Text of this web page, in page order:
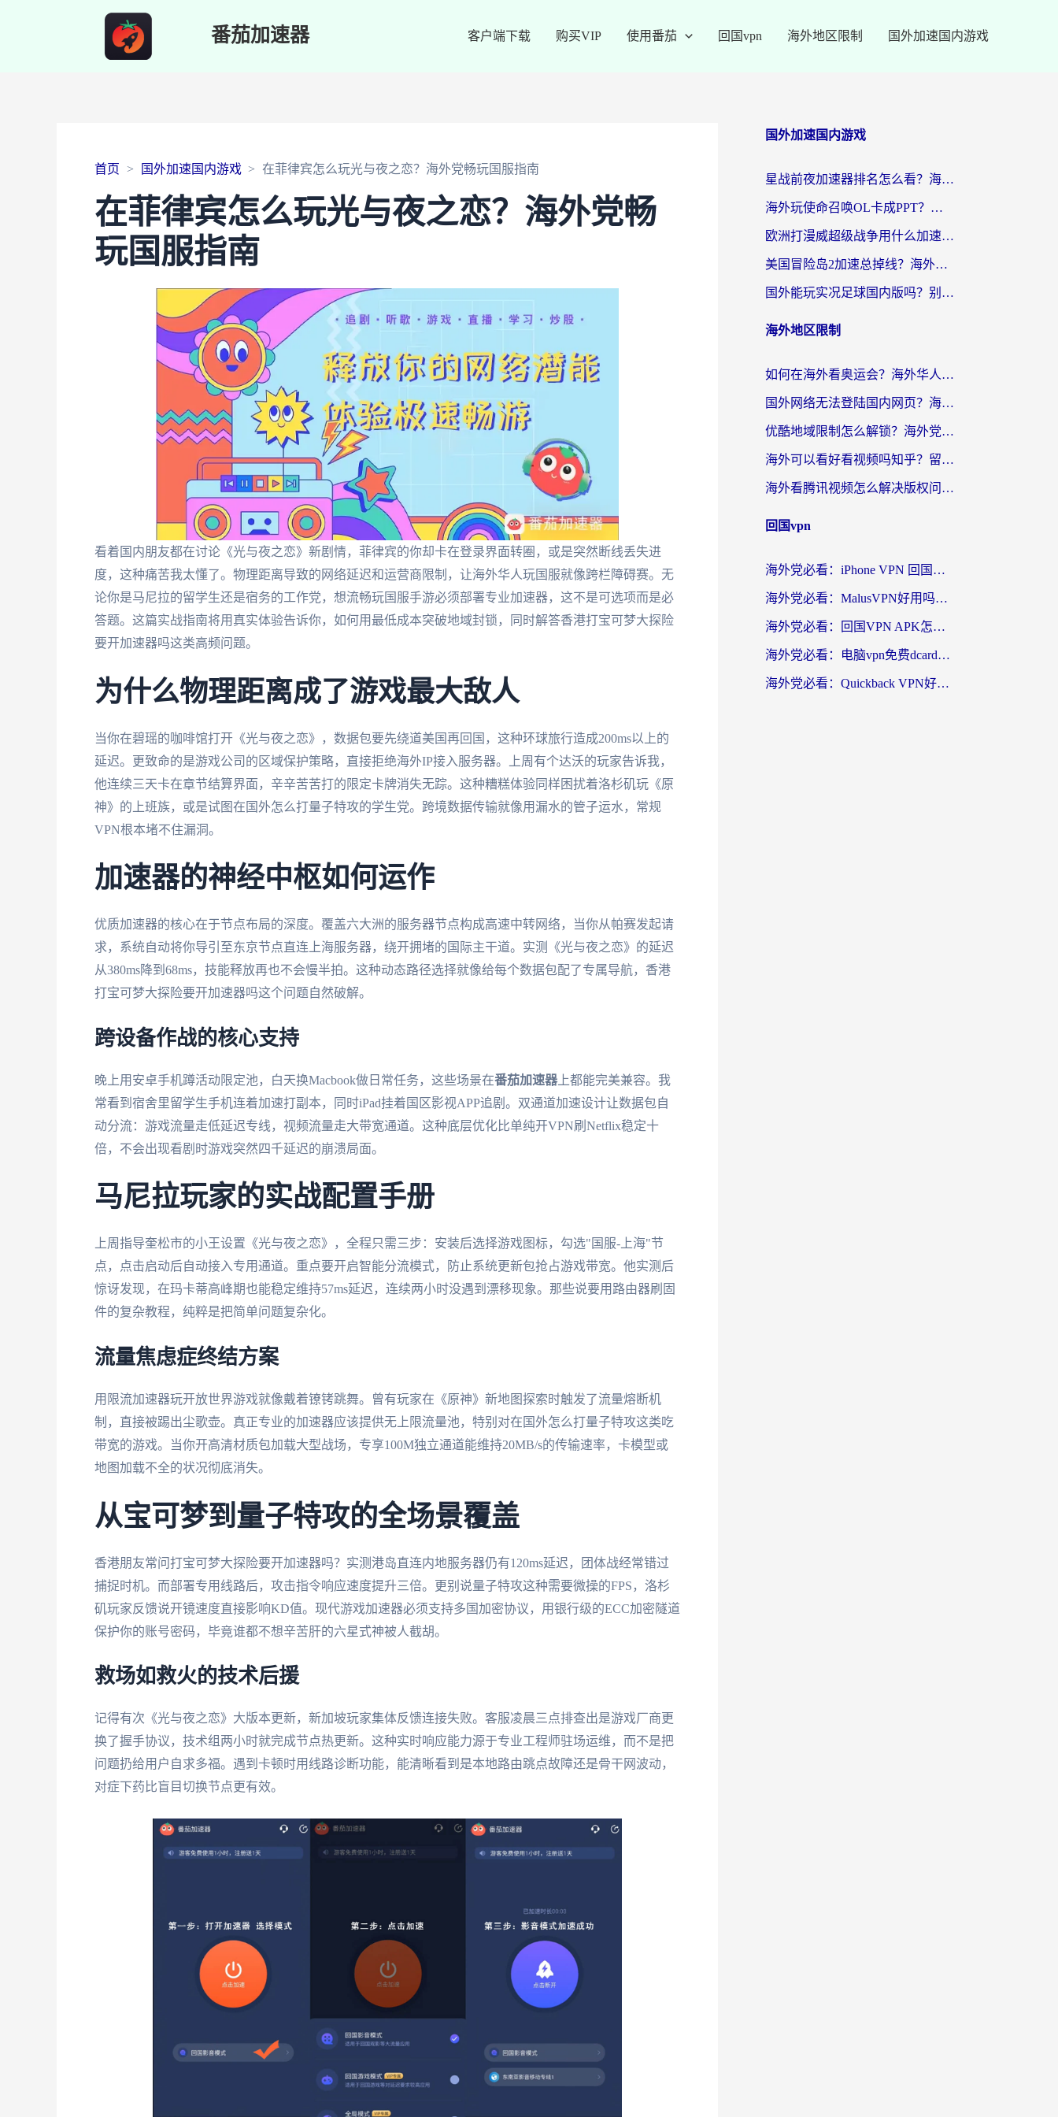
番茄加速器 客户端下载 购买VIP 使用番茄 回国vpn 海外地区限制 国外加速国内游戏
首页 国外加速国内游戏 在菲律宾怎么玩光与夜之恋？海外党畅玩国服指南
在菲律宾怎么玩光与夜之恋？海外党畅
玩国服指南
看着国内朋友都在讨论《光与夜之恋》新剧情，菲律宾的你却卡在登录界面转圈，或是突然断线丢失进
度，这种痛苦我太懂了。物理距离导致的网络延迟和运营商限制，让海外华人玩国服就像跨栏障碍赛。无
论你是马尼拉的留学生还是宿务的工作党，想流畅玩国服手游必须部署专业加速器，这不是可选项而是必
答题。这篇实战指南将用真实体验告诉你，如何用最低成本突破地域封锁，同时解答香港打宝可梦大探险
要开加速器吗这类高频问题。
为什么物理距离成了游戏最大敌人
当你在碧瑶的咖啡馆打开《光与夜之恋》，数据包要先绕道美国再回国，这种环球旅行造成200ms以上的
延迟。更致命的是游戏公司的区域保护策略，直接拒绝海外IP接入服务器。上周有个达沃的玩家告诉我，
他连续三天卡在章节结算界面，辛辛苦苦打的限定卡牌消失无踪。这种糟糕体验同样困扰着洛杉矶玩《原
神》的上班族，或是试图在国外怎么打量子特攻的学生党。跨境数据传输就像用漏水的管子运水，常规
VPN根本堵不住漏洞。
加速器的神经中枢如何运作
优质加速器的核心在于节点布局的深度。覆盖六大洲的服务器节点构成高速中转网络，当你从帕赛发起请
求，系统自动将你导引至东京节点直连上海服务器，绕开拥堵的国际主干道。实测《光与夜之恋》的延迟
从380ms降到68ms，技能释放再也不会慢半拍。这种动态路径选择就像给每个数据包配了专属导航，香港
打宝可梦大探险要开加速器吗这个问题自然破解。
跨设备作战的核心支持
晚上用安卓手机蹲活动限定池，白天换Macbook做日常任务，这些场景在番茄加速器上都能完美兼容。我
常看到宿舍里留学生手机连着加速打副本，同时iPad挂着国区影视APP追剧。双通道加速设计让数据包自
动分流：游戏流量走低延迟专线，视频流量走大带宽通道。这种底层优化比单纯开VPN刷Netflix稳定十
倍，不会出现看剧时游戏突然四千延迟的崩溃局面。
马尼拉玩家的实战配置手册
上周指导奎松市的小王设置《光与夜之恋》，全程只需三步：安装后选择游戏图标，勾选"国服-上海"节
点，点击启动后自动接入专用通道。重点要开启智能分流模式，防止系统更新包抢占游戏带宽。他实测后
惊讶发现，在玛卡蒂高峰期也能稳定维持57ms延迟，连续两小时没遇到漂移现象。那些说要用路由器刷固
件的复杂教程，纯粹是把简单问题复杂化。
流量焦虑症终结方案
用限流加速器玩开放世界游戏就像戴着镣铐跳舞。曾有玩家在《原神》新地图探索时触发了流量熔断机
制，直接被踢出尘歌壶。真正专业的加速器应该提供无上限流量池，特别对在国外怎么打量子特攻这类吃
带宽的游戏。当你开高清材质包加载大型战场，专享100M独立通道能维持20MB/s的传输速率，卡模型或
地图加载不全的状况彻底消失。
从宝可梦到量子特攻的全场景覆盖
香港朋友常问打宝可梦大探险要开加速器吗？实测港岛直连内地服务器仍有120ms延迟，团体战经常错过
捕捉时机。而部署专用线路后，攻击指令响应速度提升三倍。更别说量子特攻这种需要微操的FPS，洛杉
矶玩家反馈说开镜速度直接影响KD值。现代游戏加速器必须支持多国加密协议，用银行级的ECC加密隧道
保护你的账号密码，毕竟谁都不想辛苦肝的六星式神被人截胡。
救场如救火的技术后援
记得有次《光与夜之恋》大版本更新，新加坡玩家集体反馈连接失败。客服凌晨三点排查出是游戏厂商更
换了握手协议，技术组两小时就完成节点热更新。这种实时响应能力源于专业工程师驻场运维，而不是把
问题扔给用户自求多福。遇到卡顿时用线路诊断功能，能清晰看到是本地路由跳点故障还是骨干网波动，
对症下药比盲目切换节点更有效。
国外加速国内游戏
星战前夜加速器排名怎么看？海外玩家国服游戏畅玩终极指南（附欧洲玩跑跑我的起源解决方案）
海外玩使命召唤OL卡成PPT？苹果用户必看：使命召唤OL国外加速器下载苹果版指南
欧洲打漫威超级战争用什么加速器？3个海外游戏卡顿问题一次解决（附实测推荐）
美国冒险岛2加速总掉线？海外玩家必看的国服游戏加速器选择指南
国外能玩实况足球国内版吗？别再卡成PPT！海外党国服游戏加速全攻略
海外地区限制
如何在海外看奥运会？海外华人必看的体育赛事直播终极指南
国外网络无法登陆国内网页？海外党必看：选对回国加速器实现无缝访问
优酷地域限制怎么解锁？海外党亲测有效的追剧自由指南
海外可以看好看视频吗知乎？留学生亲测有效的回国追剧解决方案
海外看腾讯视频怎么解决版权问题呢？3步让你轻松解锁国内影视自由
回国vpn
海外党必看：iPhone VPN 回国怎么选？一篇搞定无缝访问国内资源
海外党必看：MalusVPN好用吗？和畅游VPN对比哪个回国效果更好？附穿梭飞鱼神龟真实体验
海外党必看：回国VPN APK怎么选？3步教你无缝刷国内剧玩国服
海外党必看：电脑vpn免费dcard真的靠谱吗？教你选对回国加速器无缝访问国内资源
海外党必看：Quickback VPN好用吗？和小黑牛VPN对比哪个回国效果更好？附真实体验+避坑指南